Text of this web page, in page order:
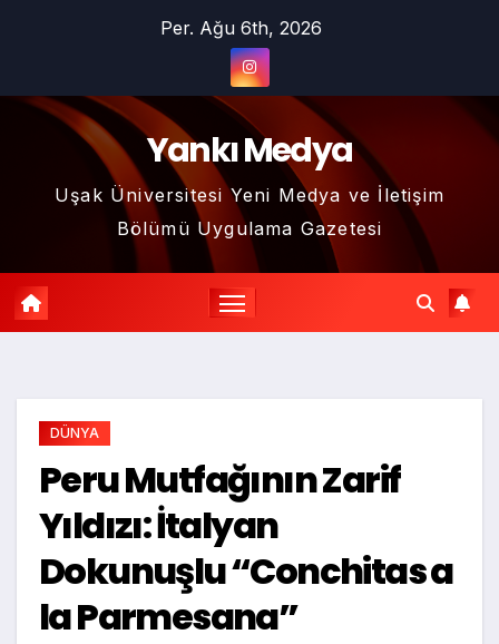
Per. Ağu 6th, 2026
Yankı Medya
Uşak Üniversitesi Yeni Medya ve İletişim
Bölümü Uygulama Gazetesi
DÜNYA
Peru Mutfağının Zarif
Yıldızı: İtalyan
Dokunuşlu “Conchitas a
la Parmesana”